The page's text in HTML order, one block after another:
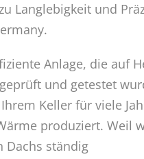
Langlebigkeit und
Anlage, die auf
und getestet
Keller für viele
produziert. Weil
Dachs ständig